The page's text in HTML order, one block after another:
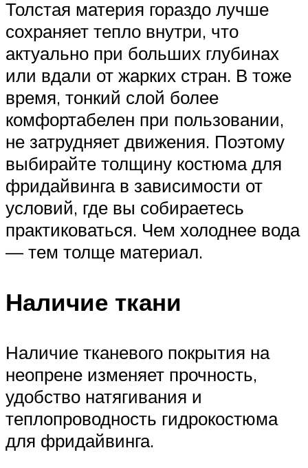
Толстая материя гораздо лучше
сохраняет тепло внутри, что
актуально при больших глубинах
или вдали от жарких стран. В тоже
время, тонкий слой более
комфортабелен при пользовании,
не затрудняет движения. Поэтому
выбирайте толщину костюма для
фридайвинга в зависимости от
условий, где вы собираетесь
практиковаться. Чем холоднее вода
— тем толще материал.
Наличие ткани
Наличие тканевого покрытия на
неопрене изменяет прочность,
удобство натягивания и
теплопроводность гидрокостюма
для фридайвинга.